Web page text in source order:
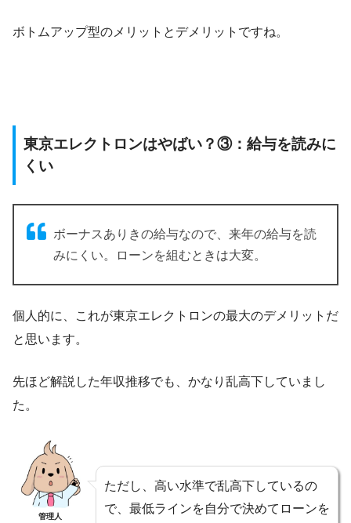
ボトムアップ型のメリットとデメリットですね。
東京エレクトロンはやばい？③：給与を読みに
くい
ボーナスありきの給与なので、来年の給与を読
みにくい。ローンを組むときは大変。
個人的に、これが東京エレクトロンの最大のデメリットだ
と思います。
先ほど解説した年収推移でも、かなり乱高下していまし
た。
管理人
ただし、高い水準で乱高下しているの
で、最低ラインを自分で決めてローンを